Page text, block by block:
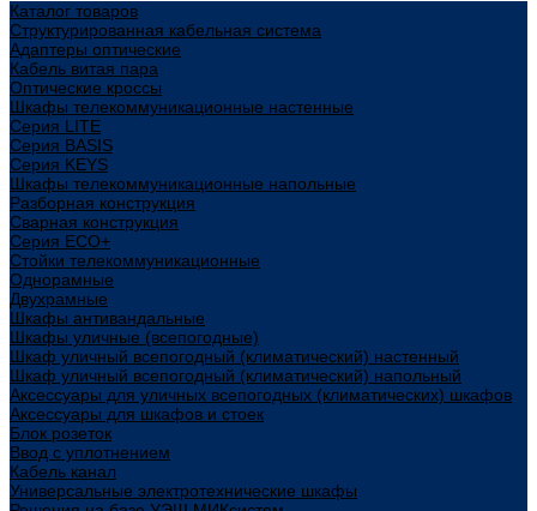
Каталог товаров
Структурированная кабельная система
Адаптеры оптические
Кабель витая пара
Оптические кроссы
Шкафы телекоммуникационные настенные
Cерия LITE
Cерия BASIS
Cерия KEYS
Шкафы телекоммуникационные напольные
Разборная конструкция
Сварная конструкция
Серия ECO+
Стойки телекоммуникационные
Однорамные
Двухрамные
Шкафы антивандальные
Шкафы уличные (всепогодные)
Шкаф уличный всепогодный (климатический) настенный
Шкаф уличный всепогодный (климатический) напольный
Аксессуары для уличных всепогодных (климатических) шкафов
Аксессуары для шкафов и стоек
Блок розеток
Ввод с уплотнением
Кабель канал
Универсальные электротехнические шкафы